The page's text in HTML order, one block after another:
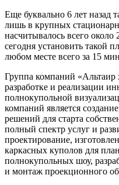
Еще буквально 6 лет назад
лишь в крупных
насчитывалось всего
сегодня установить такой
любом месте всего за 15
Группа компаний «Альтаир
разработке и реализации
полнокупольной
компаний является
решений для старта
полный спектр услуг и
проектирование,
каркасных куполов для
полнокупольных шоу,
и монтаж проекционного